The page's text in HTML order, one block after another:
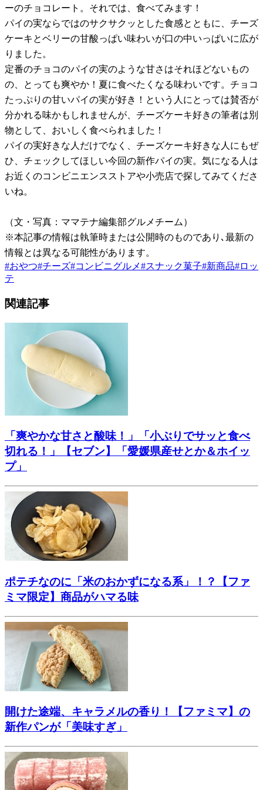
ーのチョコレート。それでは、食べてみます！
パイの実ならではのサクサクッとした食感とともに、チーズ
ケーキとベリーの甘酸っぱい味わいが口の中いっぱいに広が
りました。
定番のチョコのパイの実のような甘さはそれほどないもの
の、とっても爽やか！夏に食べたくなる味わいです。チョコ
たっぷりの甘いパイの実が好き！という人にとっては賛否が
分かれる味かもしれませんが、チーズケーキ好きの筆者は別
物として、おいしく食べられました！
パイの実好きな人だけでなく、チーズケーキ好きな人にもぜ
ひ、チェックしてほしい今回の新作パイの実。気になる人は
お近くのコンビニエンスストアや小売店で探してみてくださ
いね。
（文・写真：ママテナ編集部グルメチーム）
※本記事の情報は執筆時または公開時のものであり､最新の
情報とは異なる可能性があります。
#おやつ#チーズ#コンビニグルメ#スナック菓子#新商品#ロッ
テ
関連記事
「爽やかな甘さと酸味！」「小ぶりでサッと食べ
切れる！」【セブン】「愛媛県産せとか＆ホイッ
プ」
ポテチなのに「米のおかずになる系」！？【ファ
ミマ限定】商品がハマる味
開けた途端、キャラメルの香り！【ファミマ】の
新作パンが「美味すぎ」